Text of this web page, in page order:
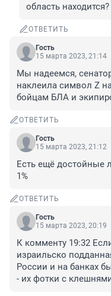
область находится?
ОТВЕТИТЬ
Гость
15 марта 2023, 21:14
Мы надеемся,
наклеила символ Z
бойцам БЛА и
ОТВЕТИТЬ
Гость
15 марта 2023, 21:12
Есть ещё достойные
1%
ОТВЕТИТЬ
Гость
15 марта 2023, 20:19
К комменту 19:32
израильско
России и на банках
- их фотки с